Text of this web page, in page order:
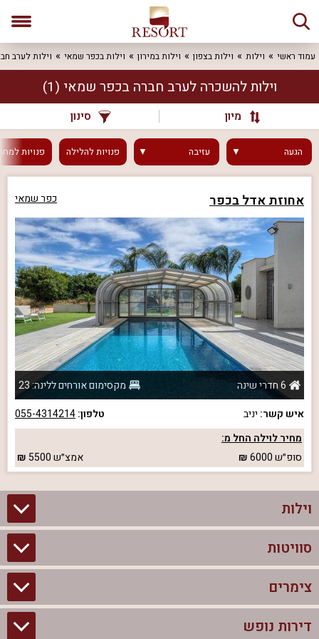
עמוד ראשי וילות וילות בצפון וילות במירון וילות בכפר שמאי וילות לערב
וילות להשכרה לערב חברה בכפר שמאי (1)
מיון סינון
הגעה עזיבה פנויותלהלילה פנויות
אחוזת אדל בכפר כפר שמאי
6 חדרי שינה
מקסימום אורחים ללינה: 23
איש קשר: יניב טלפון:055-4314214
מחיר לוילה החל מ:
סופ״ש6000 אמצ״ש5500
וילות
וילות בצפון
וילות להשכרה
סוויטות
סוויטות בצפון
צימרים לזוגות עם בריכה פרטית
צימרים
צימרים בצפון
דירות נופש